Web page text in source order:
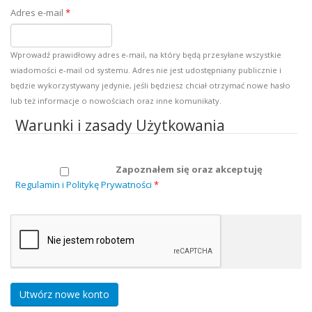
Adres e-mail *
Wprowadź prawidłowy adres e-mail, na który będą przesyłane wszystkie
wiadomości e-mail od systemu. Adres nie jest udostępniany publicznie i
będzie wykorzystywany jedynie, jeśli będziesz chciał otrzymać nowe hasło
lub też informacje o nowościach oraz inne komunikaty.
Warunki i zasady Użytkowania
Zapoznałem się oraz akceptuję
Regulamin i Politykę Prywatności *